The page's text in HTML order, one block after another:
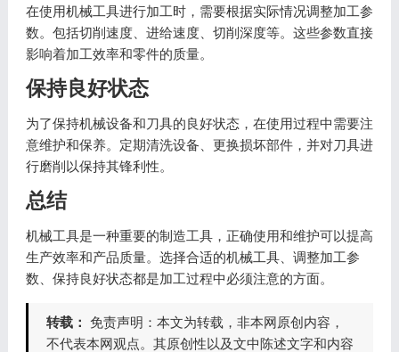
在使用机械工具进行加工时，需要根据实际情况调整加工参
数。包括切削速度、进给速度、切削深度等。这些参数直接
影响着加工效率和零件的质量。
保持良好状态
为了保持机械设备和刀具的良好状态，在使用过程中需要注
意维护和保养。定期清洗设备、更换损坏部件，并对刀具进
行磨削以保持其锋利性。
总结
机械工具是一种重要的制造工具，正确使用和维护可以提高
生产效率和产品质量。选择合适的机械工具、调整加工参
数、保持良好状态都是加工过程中必须注意的方面。
转载： 免责声明：本文为转载，非本网原创内容，
不代表本网观点。其原创性以及文中陈述文字和内容